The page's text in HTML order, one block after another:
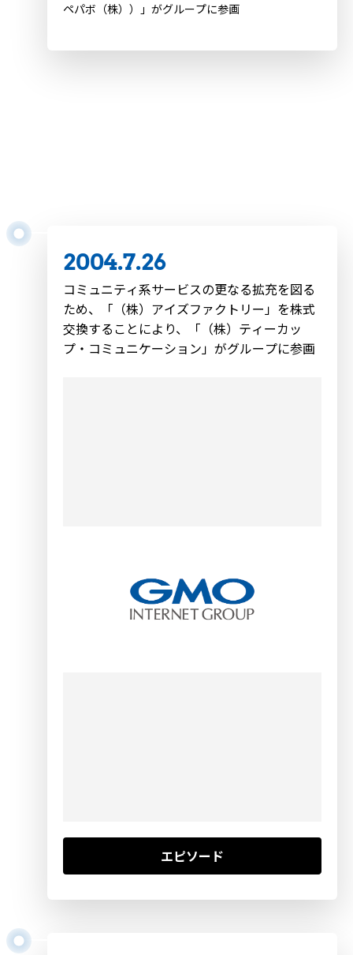
ペパボ（株））」がグループに参画
2004.7.26
コミュニティ系サービスの更なる拡充を図る
ため、「（株）アイズファクトリー」を株式
交換することにより、「（株）ティーカッ
プ・コミュニケーション」がグループに参画
エピソード